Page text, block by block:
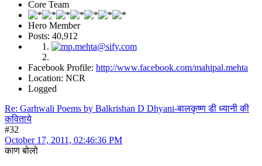
Core Team
Hero Member
Posts: 40,912
Facebook Profile: http://www.facebook.com/mahipal.mehta
Location: NCR
Logged
Re: Garhwali Poems by Balkrishan D Dhyani-बालकृष्ण डी ध्यानी की
कविताये
#32
October 17, 2011, 02:46:36 PM
काण बोलो